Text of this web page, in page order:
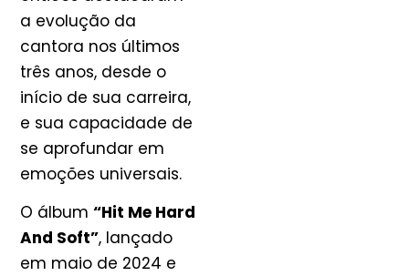
a evolução da
cantora nos últimos
três anos, desde o
início de sua carreira,
e sua capacidade de
se aprofundar em
emoções universais.
O álbum “Hit Me Hard
And Soft”, lançado
em maio de 2024 e